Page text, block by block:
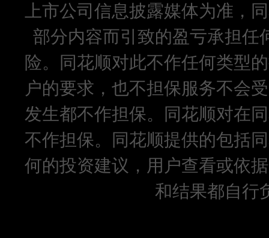
上市公司信息披露媒体为准，
部分内容而引致的盈亏承担任
险。同花顺对此不作任何类型
户的要求，也不担保服务不会
发生都不作担保。同花顺对在
不作担保。同花顺提供的包括
何的投资建议，用户查看或依
和结果都自行